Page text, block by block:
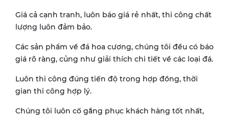
Giá cả cạnh tranh, luôn báo giá rẻ nhất, thi công chất
lượng luôn đảm bảo.
Các sản phẩm về đá hoa cương, chúng tôi đều có báo
giá rõ ràng, củng như giải thích chi tiết về các loại đá.
Luôn thi công đúng tiến độ trong hợp đồng, thời
gian thi công hợp lý.
Chúng tôi luôn cố gắng phục khách hàng tốt nhất,